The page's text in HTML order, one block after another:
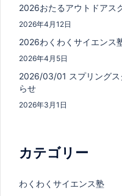
2026おたるアウトドアス
2026年4月12日
2026わくわくサイエンス
2026年4月5日
2026/03/01 スプリングス
らせ
2026年3月1日
カテゴリー
わくわくサイエンス塾